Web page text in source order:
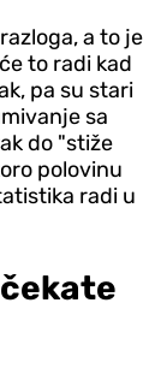
a to je
to radi kad
pa su stari
sa
do "stiže
polovinu
radi u